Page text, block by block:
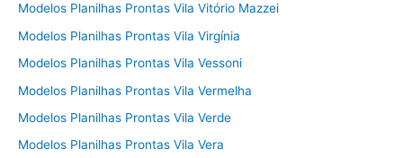
Modelos Planilhas Prontas Vila Vitório Mazzei
Modelos Planilhas Prontas Vila Virgínia
Modelos Planilhas Prontas Vila Vessoni
Modelos Planilhas Prontas Vila Vermelha
Modelos Planilhas Prontas Vila Verde
Modelos Planilhas Prontas Vila Vera